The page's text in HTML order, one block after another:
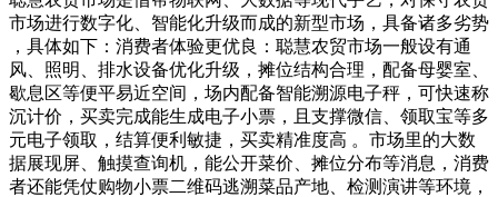
市场进行数字化、智能化升级而成的新型市场，具备诸多劣势
，具体如下：消费者体验更优良：聪慧农贸市场一般设有通
风、照明、排水设备优化升级，摊位结构合理，配备母婴室、
歇息区等便平易近空间，场内配备智能溯源电子秤，可快速称
沉计价，买卖完成能生成电子小票，且支撑微信、领取宝等多
元电子领取，结算便利敏捷，买卖精准度高 。市场里的大数
据展现屏、触摸查询机，能公开菜价、摊位分布等消息，消费
者还能凭仗购物小票二维码逃溯菜品产地、检测演讲等环境，